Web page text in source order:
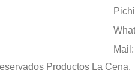
Productos La Cena.